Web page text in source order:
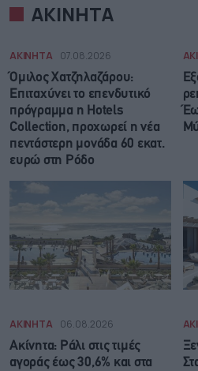
ΑΚΙΝΗΤΑ
ΑΚΙΝΗΤΑ 07.08.2026
Όμιλος Χατζηλαζάρου:
Επιταχύνει το επενδυτικό
πρόγραμμα η Hotels
Collection, προχωρεί η νέα
πεντάστερη μονάδα 60 εκατ.
ευρώ στη Ρόδο
ΑΚΙΝΗΤΑ 06.08.2026
Ακίνητα: Ράλι στις τιμές
αγοράς έως 30,6% και στα